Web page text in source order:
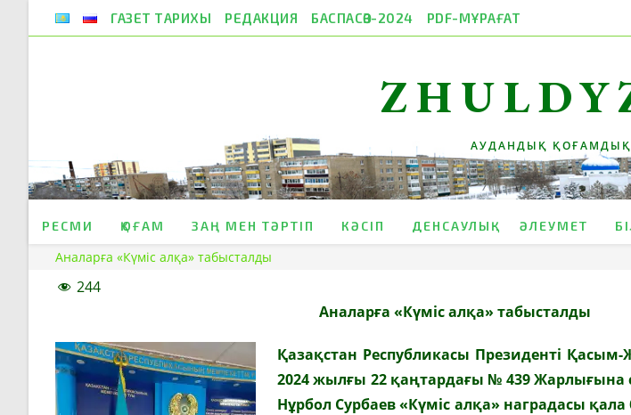
ГАЗЕТ ТАРИХЫ РЕДАКЦИЯ БАСПАСӨЗ-2024 PDF-МҰРАҒАТ
АУДАНДЫҚ
РЕСМИ ҚОҒАМ ЗАҢ МЕН ТӘРТІП КӘСІП ДЕНСАУЛЫҚ ӘЛЕУМЕТ
Аналарға «Күміс алқа» табысталды
244
Аналарға «Күміс алқа» табысталды
Қазақстан Республикасы Президенті
2024 жылғы 22 қаңтардағы № 439 Жарлығына
Нұрбол Сурбаев «Күміс алқа» наградасы